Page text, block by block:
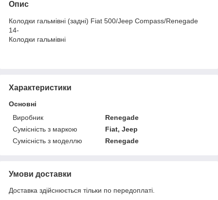
Опис
Колодки гальмівні (задні) Fiat 500/Jeep Compass/Renegade
14-
Колодки гальмівні
Характеристики
Основні
Виробник
Renegade
Сумісність з маркою
Fiat, Jeep
Сумісність з моделлю
Renegade
Умови доставки
Доставка здійснюється тільки по передоплаті.